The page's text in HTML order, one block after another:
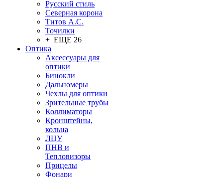
Русский стиль
Северная корона
Титов А.С.
Точилки
+ ЕЩЕ 26
Оптика
Аксессуары для
оптики
Бинокли
Дальномеры
Чехлы для оптики
Зрительные трубы
Коллиматоры
Кронштейны,
кольца
ЛЦУ
ПНВ и
Тепловизоры
Прицелы
Фонари